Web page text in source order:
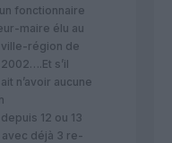
fonctionnaire
maire élu au
région de
s’il
n’avoir aucune
12 ou 13
déjà 3 re-